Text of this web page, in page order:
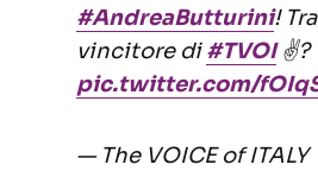
#AndreaButturini!
vincitore di#TVOI✌?
pic.twitter.com/
— The VOICE of ITALY